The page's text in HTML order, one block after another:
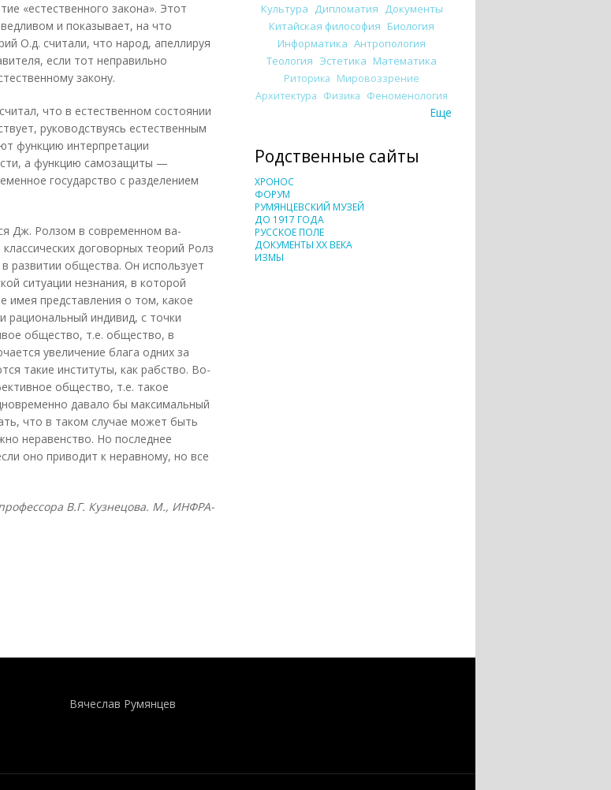
«естественного закона». Этот
и показывает, на что
О.д. считали, что народ, апеллируя
если тот неправильно
закону.
что в естественном состоянии
руководствуясь естественным
функцию интерпретации
а функцию самозащиты —
государство с разделением
Дж. Ролзом в современном ва-
договорных теорий Ролз
развитии общества. Он использует
ситуации незнания, в которой
имея представления о том, какое
рациональный индивид, с точки
общество, т.е. общество, в
увеличение блага одних за
такие институты, как рабство. Во-
общество, т.е. такое
давало бы максимальный
что в таком случае может быть
неравенство. Но последнее
оно приводит к неравному, но все
В.Г. Кузнецова. М., ИНФРА-
Культура Дипломатия Документы
Китайская философия Биология
Информатика Антропология
Теология Эстетика Математика
Риторика Мировоззрение
Архитектура Физика Феноменология
Еще
Родственные сайты
ХРОНОС
ФОРУМ
РУМЯНЦЕВСКИЙ МУЗЕЙ
ДО 1917 ГОДА
РУССКОЕ ПОЛЕ
ДОКУМЕНТЫ XX ВЕКА
ИЗМЫ
Вячеслав Румянцев